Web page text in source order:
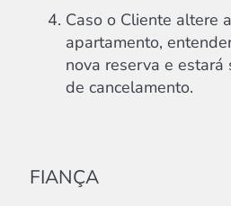
Caso o Cliente altere
apartamento,
nova reserva e estará
de cancelamento.
FIANÇA